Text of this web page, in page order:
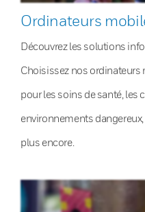
Ordinateurs
Découvrez les solutions
Choisissez nos
pour les soins de santé, les
environnements
plus encore.